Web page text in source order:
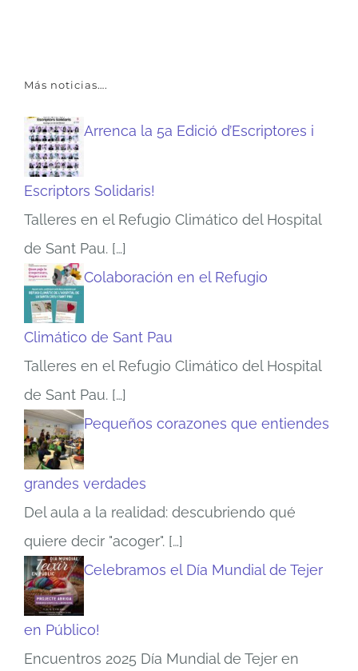
Más noticias….
Arrenca la 5a Edició d’Escriptores i
Escriptors Solidaris!
Talleres en el Refugio Climático del Hospital
de Sant Pau. […]
Colaboración en el Refugio
Climático de Sant Pau
Talleres en el Refugio Climático del Hospital
de Sant Pau. […]
Pequeños corazones que entiendes
grandes verdades
Del aula a la realidad: descubriendo qué
quiere decir "acoger". […]
Celebramos el Día Mundial de Tejer
en Público!
Encuentros 2025 Día Mundial de Tejer en